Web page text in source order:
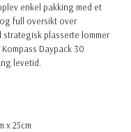
enkel pakking med et
full oversikt over
plasserte lommer
Daypack 30
levetid.
x 25cm